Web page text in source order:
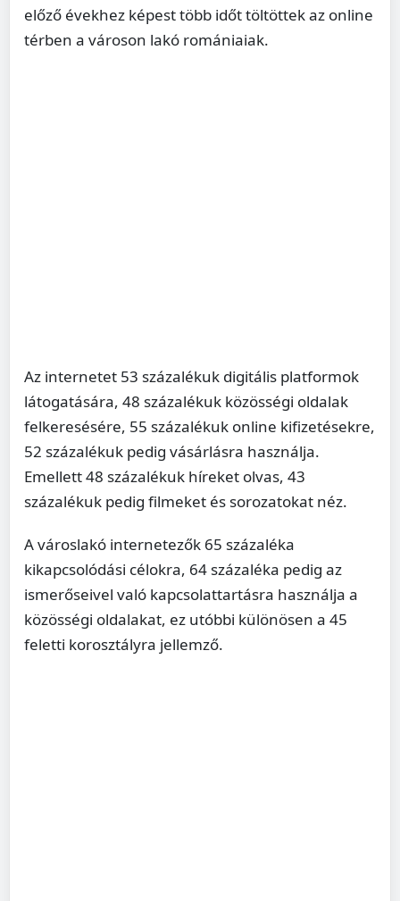
előző évekhez képest több időt töltöttek az online
térben a városon lakó romániaiak.
Az internetet 53 százalékuk digitális platformok
látogatására, 48 százalékuk közösségi oldalak
felkeresésére, 55 százalékuk online kifizetésekre,
52 százalékuk pedig vásárlásra használja.
Emellett 48 százalékuk híreket olvas, 43
százalékuk pedig filmeket és sorozatokat néz.
A városlakó internetezők 65 százaléka
kikapcsolódási célokra, 64 százaléka pedig az
ismerőseivel való kapcsolattartásra használja a
közösségi oldalakat, ez utóbbi különösen a 45
feletti korosztályra jellemző.